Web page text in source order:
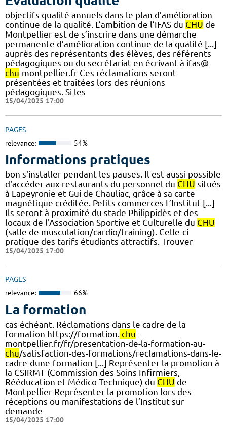
objectifs qualité annuels dans le plan d’amélioration
continue de la qualité. L’ambition de l’IFAS du CHU de
Montpellier est de s’inscrire dans une démarche
permanente d’amélioration continue de la qualité [...]
auprès des représentants des élèves, des référents
pédagogiques ou du secrétariat en écrivant à ifas@
chu-montpellier.fr Ces réclamations seront
présentées et traitées lors des réunions
pédagogiques. Si les
15/04/2025 17:00
PAGES
relevance: 54%
Informations pratiques
bon s'installer pendant les pauses. Il est aussi possible
d'accéder aux restaurants du personnel du CHU situés
à Lapeyronie et Gui de Chauliac, grâce à sa carte
magnétique créditée. Petits commerces L’Institut [...]
Ils seront à proximité du stade Philippidès et des
locaux de l'Association Sportive et Culturelle du CHU
(salle de musculation/cardio/training). Celle-ci
pratique des tarifs étudiants attractifs. Trouver
15/04/2025 17:00
PAGES
relevance: 66%
La formation
cas échéant. Réclamations dans le cadre de la
formation https://formation. chu-
montpellier.fr/fr/presentation-de-la-formation-au-
chu/satisfaction-des-formations/reclamations-dans-le-
cadre-dune-formation [...] Représenter la promotion à
la CSIRMT (Commission des Soins Infirmiers,
Rééducation et Médico-Technique) du CHU de
Montpellier Représenter la promotion lors des
réceptions ou manifestations de l’Institut sur
demande
15/04/2025 17:00